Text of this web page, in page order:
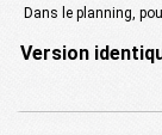
Dans le planning,
Version